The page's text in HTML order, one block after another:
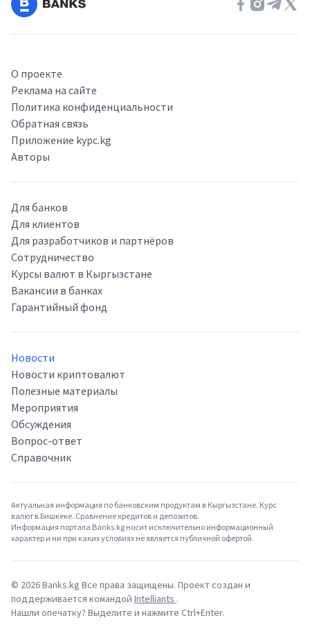
О проекте
Реклама на сайте
Политика конфиденциальности
Обратная связь
Приложение kypc.kg
Авторы
Для банков
Для клиентов
Для разработчиков и партнёров
Сотрудничество
Курсы валют в Кыргызстане
Вакансии в банках
Гарантийный фонд
Новости
Новости криптовалют
Полезные материалы
Мероприятия
Обсуждения
Вопрос-ответ
Справочник
Актуальная информация по банковским продуктам в Кыргызстане. Курс
валют в Бишкеке. Сравнение кредитов и депозитов.
Информация портала Banks.kg носит исключительно информационный
характер и ни при каких условиях не является публичной офертой.
© 2026Banks.kg Все права защищены. Проект создан и
поддерживается командой Intelliants .
Нашли опечатку? Выделите и нажмите Ctrl+Enter.